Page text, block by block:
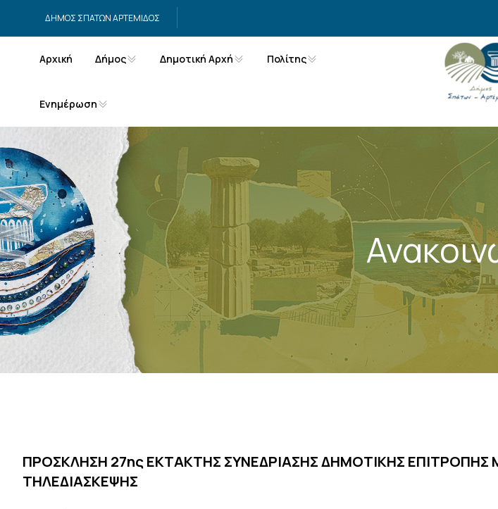
ΔΗΜΟΣ ΣΠΑΤΩΝ ΑΡΤΕΜΙΔΟΣ
Αρχική Δήμος Δημοτική Αρχή Πολίτης
Ενημέρωση
ΠΡΟΣΚΛΗΣΗ 27ης ΕΚΤΑΚΤΗΣ ΣΥΝΕΔΡΙΑΣΗΣ ΔΗΜΟΤΙΚΗΣ ΕΠΙΤΡΟΠΗΣ
ΤΗΛΕΔΙΑΣΚΕΨΗΣ